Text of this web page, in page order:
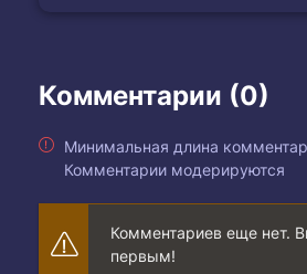
Комментарии (0)
Минимальная длина
Комментарии модерируются
Комментариев еще нет.
первым!